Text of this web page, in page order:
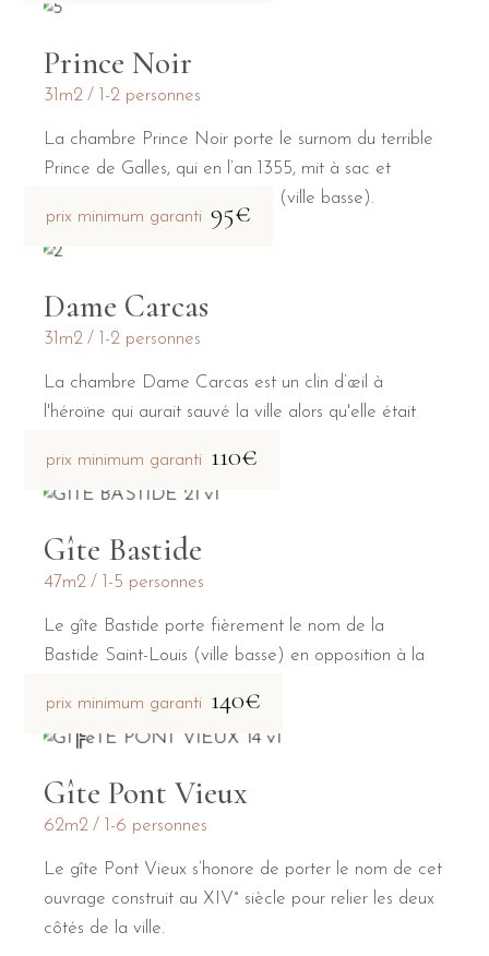
Prince Noir
31m2 1-2 personnes
La chambre Prince Noir porte le surnom du terrible
Prince de Galles, qui en l’an 1355, mit à sac et
incendia la Bastide Saint-Louis (ville basse).
prix minimum garanti 95€
Dame Carcas
31m2 1-2 personnes
La chambre Dame Carcas est un clin d’œil à
l'héroïne qui aurait sauvé la ville alors qu'elle était
prix minimum garanti 110€
Gîte Bastide
47m2 1-5 personnes
Le gîte Bastide porte fièrement le nom de la
Bastide Saint-Louis (ville basse) en opposition à la
prix minimum garanti 140€
Gîte Pont Vieux
62m2 1-6 personnes
Le gîte Pont Vieux s’honore de porter le nom de cet
ouvrage construit au XIV° siècle pour relier les deux
côtés de la ville.